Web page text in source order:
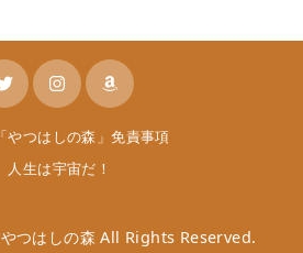
「やつはしの森」免責事項
人生は宇宙だ！
やつはしの森 All Rights Reserved.